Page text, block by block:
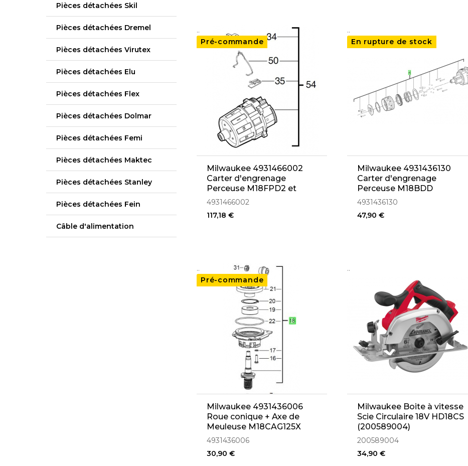
Pièces détachées Skil
Pièces détachées Dremel
Pièces détachées Virutex
Pièces détachées Elu
Pièces détachées Flex
Pièces détachées Dolmar
Pièces détachées Femi
Pièces détachées Maktec
Pièces détachées Stanley
Pièces détachées Fein
Câble d'alimentation
..
Pré-commande
Milwaukee 4931466002
Carter d'engrenage
Perceuse M18FPD2 et
M18ONEPD2
4931466002
117,18 €
..
En rupture de stock
Milwaukee 4931436130
Carter d'engrenage
Perceuse M18BDD
4931436130
47,90 €
..
Pré-commande
Milwaukee 4931436006
Roue conique + Axe de
Meuleuse M18CAG125X
4931436006
30,90 €
..
Milwaukee Boite à vitesse
Scie Circulaire 18V HD18CS
(200589004)
200589004
34,90 €